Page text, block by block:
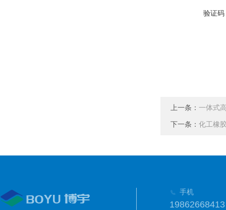
验证码
上一条： 一体式
下一条： 化工橡
手机
19862668413